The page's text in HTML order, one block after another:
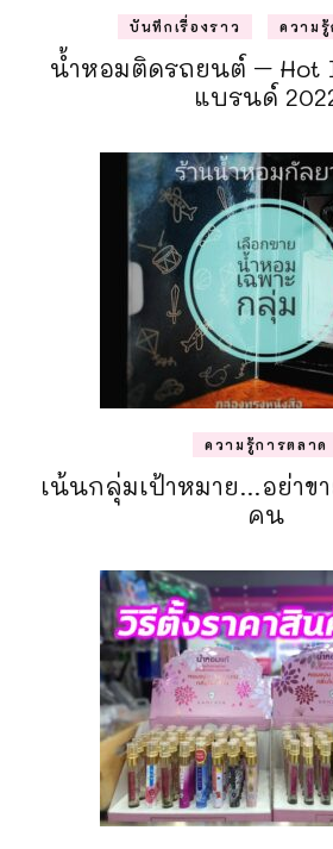
บันทึกเรื่องราว ความ
น้ำหอมติดรถยนต์ – Hot
แบรนด์
ความรู้การตลาด
เน้นกลุ่มเป้าหมาย…อย่าข
คน